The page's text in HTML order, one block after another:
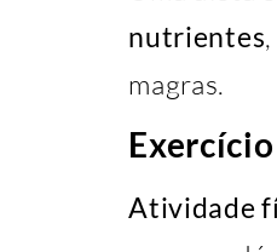
nutrientes
magras.
Atividade